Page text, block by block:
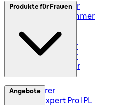
Elektrorasierer
Styler und Trimmer
Rasiersets
Rasierzubehör
Body Groomer
Haarschneider
Produkte für Frauen
Epilierer
Silk-Expert Pro IPL
Angebote